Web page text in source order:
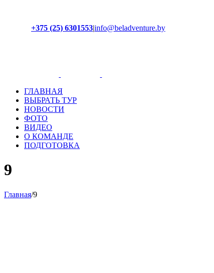
+375 (25) 6301553|info@beladventure.by
ГЛАВНАЯ
ВЫБРАТЬ ТУР
НОВОСТИ
ФОТО
ВИДЕО
О КОМАНДЕ
ПОДГОТОВКА
9
Главная/9